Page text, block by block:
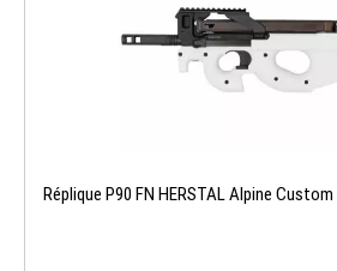
Réplique P90 FN HERSTAL Alpine